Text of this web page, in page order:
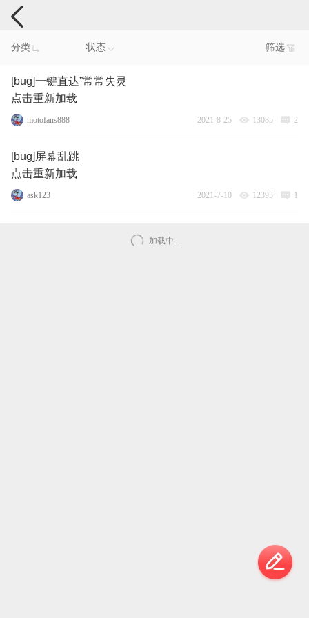
手机反馈
分类 状态 筛选
[bug]一键直达”常常失灵
点击重新加载
motofans888 2021-8-25 13085 2
[bug]屏幕乱跳
点击重新加载
ask123 2021-7-10 12393 1
加载中..